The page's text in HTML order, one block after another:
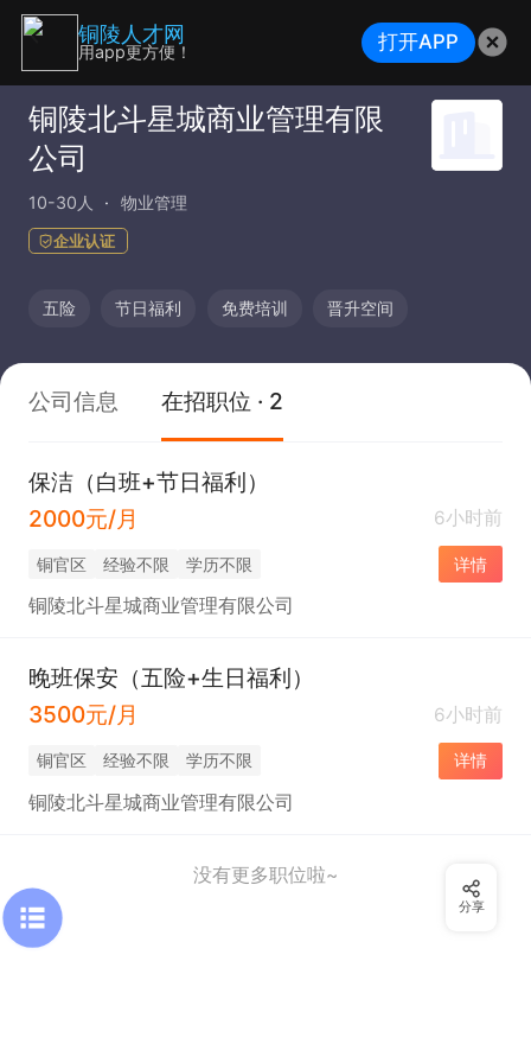
铜陵北斗星城商业管理有限
公司
10-30人 物业管理
企业认证
五险 节日福利 免费培训 晋升空间
公司信息 在招职位 · 2
保洁（白班+节日福利）
2000元/月
6小时前
铜官区 经验不限 学历不限 详情
铜陵北斗星城商业管理有限公司
晚班保安（五险+生日福利）
3500元/月
6小时前
铜官区 经验不限 学历不限 详情
铜陵北斗星城商业管理有限公司
没有更多职位啦~
分享
铜陵人才网
用app更方便！ 打开APP